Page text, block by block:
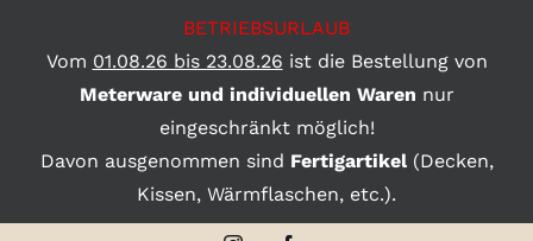
BETRIEBSURLAUB
Vom 01.08.26 bis 23.08.26 ist die Bestellung von
Meterware und individuellen Waren nur
eingeschränkt möglich!
Davon ausgenommen sind Fertigartikel(Decken,
Kissen, Wärmflaschen, etc.).